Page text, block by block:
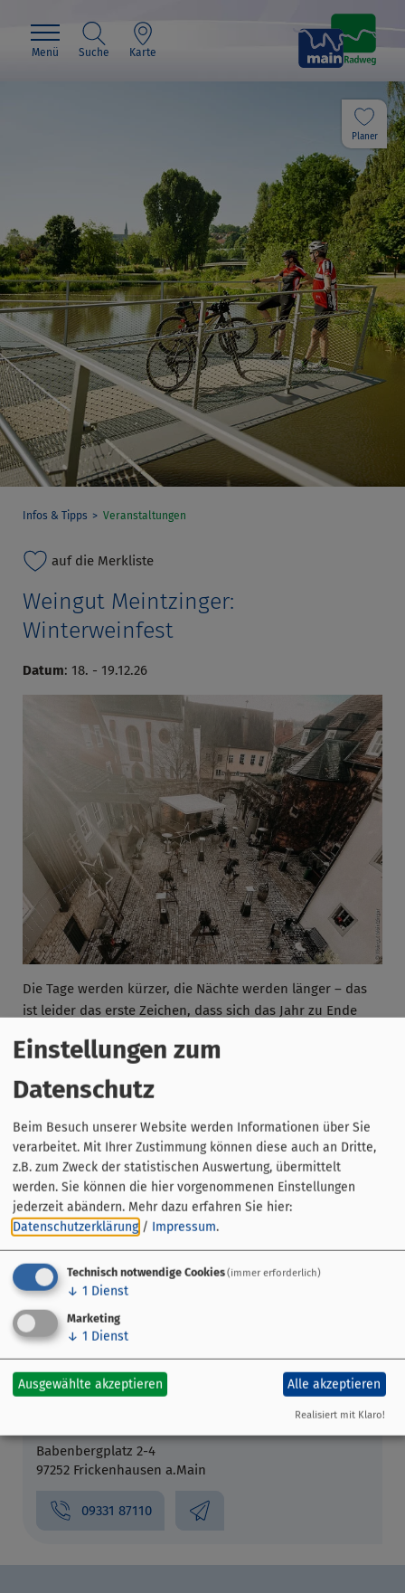
Menü Suche Karte
Planer
Infos & Tipps Veranstaltungen
auf die Merkliste
Weingut Meintzinger:
Winterweinfest
Datum: 18. - 19.12.26
Die Tage werden kürzer, die Nächte werden länger – das
ist leider das erste Zeichen, dass sich das Jahr zu Ende
unser Winterweinfest feiern.
Auch in diesem Jahr erwarten euch zwei wunderbare
ordentlich Stimmung.
Babenbergplatz 2-4
97252 Frickenhausen a.Main
09331 87110
Einstellungen zum
Datenschutz
Beim Besuch unserer Website werden Informationen über Sie
verarbeitet. Mit Ihrer Zustimmung können diese auch an Dritte,
z.B. zum Zweck der statistischen Auswertung, übermittelt
werden. Sie können die hier vorgenommenen Einstellungen
jederzeit abändern. Mehr dazu erfahren Sie hier:
Datenschutzerklärung / Impressum.
Technisch notwendige Cookies(immer erforderlich)
↓ 1 Dienst
Marketing
↓ 1 Dienst
Ausgewählte akzeptieren Alle akzeptieren
Realisiert mit Klaro!